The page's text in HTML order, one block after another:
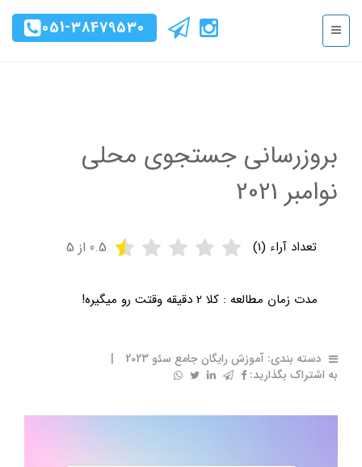
051-38479530
‌بروزرسانی جستجوی محلی
نوامبر 2021
تعداد آراء (1
)
0.5 از 5
مدت زمان مطالعه : کلا 2 دقیقه وقتت رو میگیره!
دسته بندی: آموزش رایگان جامع سئو 2023
|
به اشتراک بگذارید: